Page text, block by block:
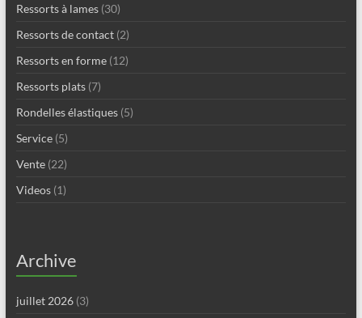
Ressorts à lames(30)
Ressorts de contact(2)
Ressorts en forme(12)
Ressorts plats(7)
Rondelles élastiques(5)
Service(5)
Vente(22)
Videos(1)
Archive
juillet 2026(3)